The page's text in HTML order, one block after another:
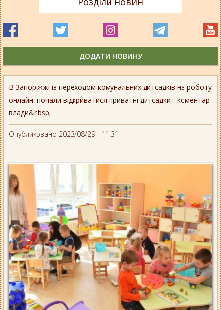
В Запоріжжі із переходом комунальних дитсадків на роботу
онлайн, почали відкриватися приватні дитсадки - коментар
влади&nbsp;
Опубликовано 2023/08/29 - 11:31
ДОДАТИ НОВИНУ